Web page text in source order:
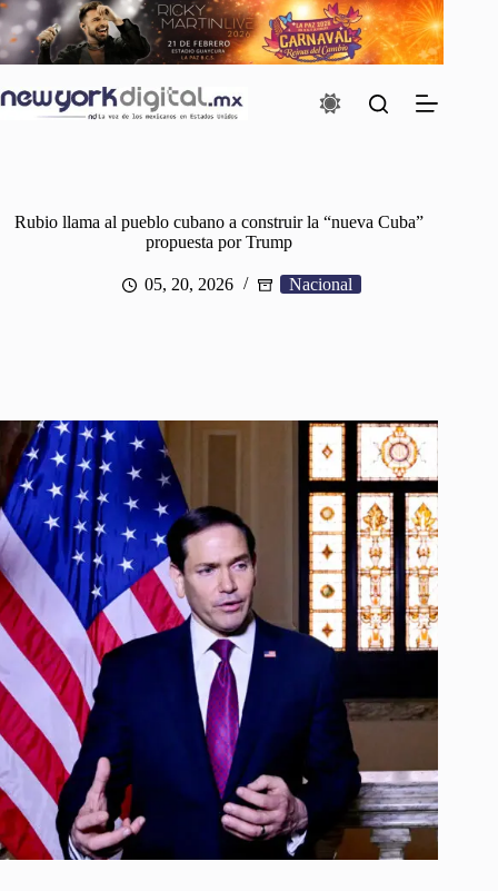
Saltar
al
contenido
Rubio llama al pueblo cubano a construir la “nueva Cuba”
propuesta por Trump
05, 20, 2026 Nacional